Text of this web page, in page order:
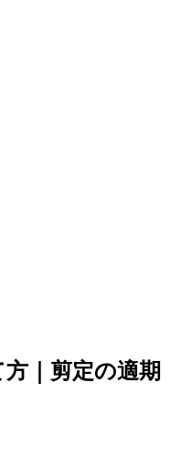
｜剪定の適期